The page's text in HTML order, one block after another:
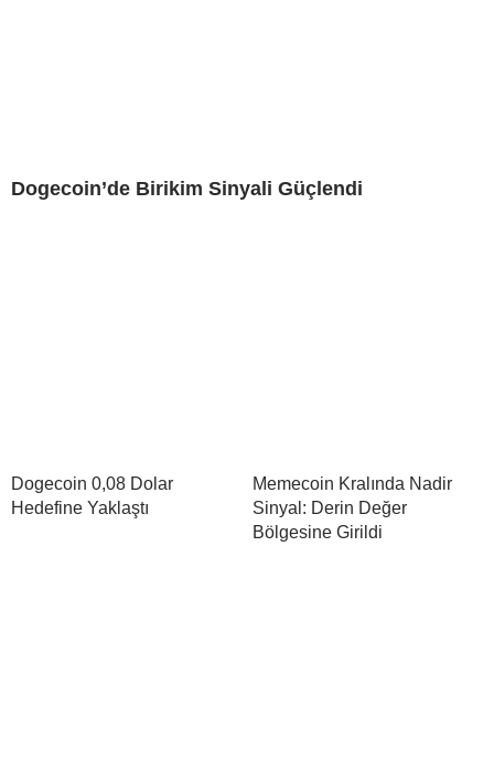
Dogecoin’de Birikim Sinyali Güçlendi
Dogecoin 0,08 Dolar
Hedefine Yaklaştı
Memecoin Kralında Nadir
Sinyal: Derin Değer
Bölgesine Girildi